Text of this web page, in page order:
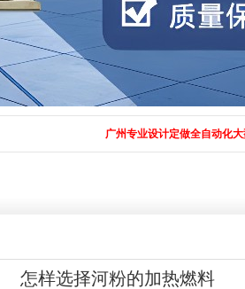
广州专业设计定做全自动化大型鲜
怎样选择河粉的加热燃料